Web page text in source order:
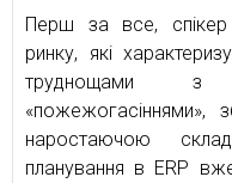
Перш за все, спікер
ринку, які
труднощами з
«пожежогасіннями»,
наростаючою
планування в ERP